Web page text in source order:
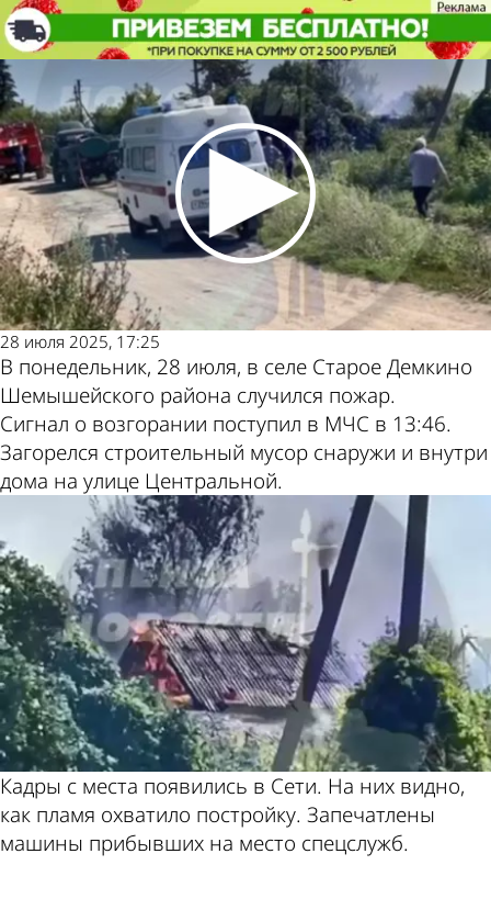
В селе Старое Демкино пожар
уничтожил постройку
Происшествия
28 июля 2025, 17:25
В понедельник, 28 июля, в селе Старое Демкино
Шемышейского района случился пожар.
Сигнал о возгорании поступил в МЧС в 13:46.
Загорелся строительный мусор снаружи и внутри
дома на улице Центральной.
Кадры с места появились в Сети. На них видно,
как пламя охватило постройку. Запечатлены
машины прибывших на место спецслужб.
В селе Старое Демкино пожар
уничтожил постройку
Происшествия
Другие
новости по
теме
Погода и курсы
валют в Пензе